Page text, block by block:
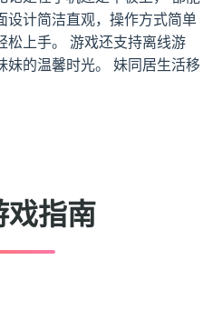
设计简洁直观，操作方式简单
松上手。 游戏还支持离线游
妹的温馨时光。 妹同居生活移
戏指南